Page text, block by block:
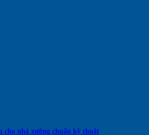
cho nhà xưởng chuẩn kỹ thuật